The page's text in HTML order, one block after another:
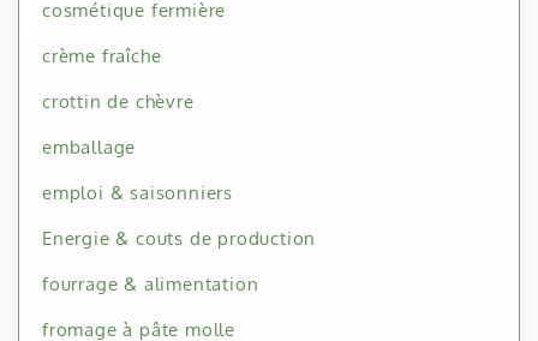
cosmétique fermière
crème fraîche
crottin de chèvre
emballage
emploi & saisonniers
Energie & couts de production
fourrage & alimentation
fromage à pâte molle